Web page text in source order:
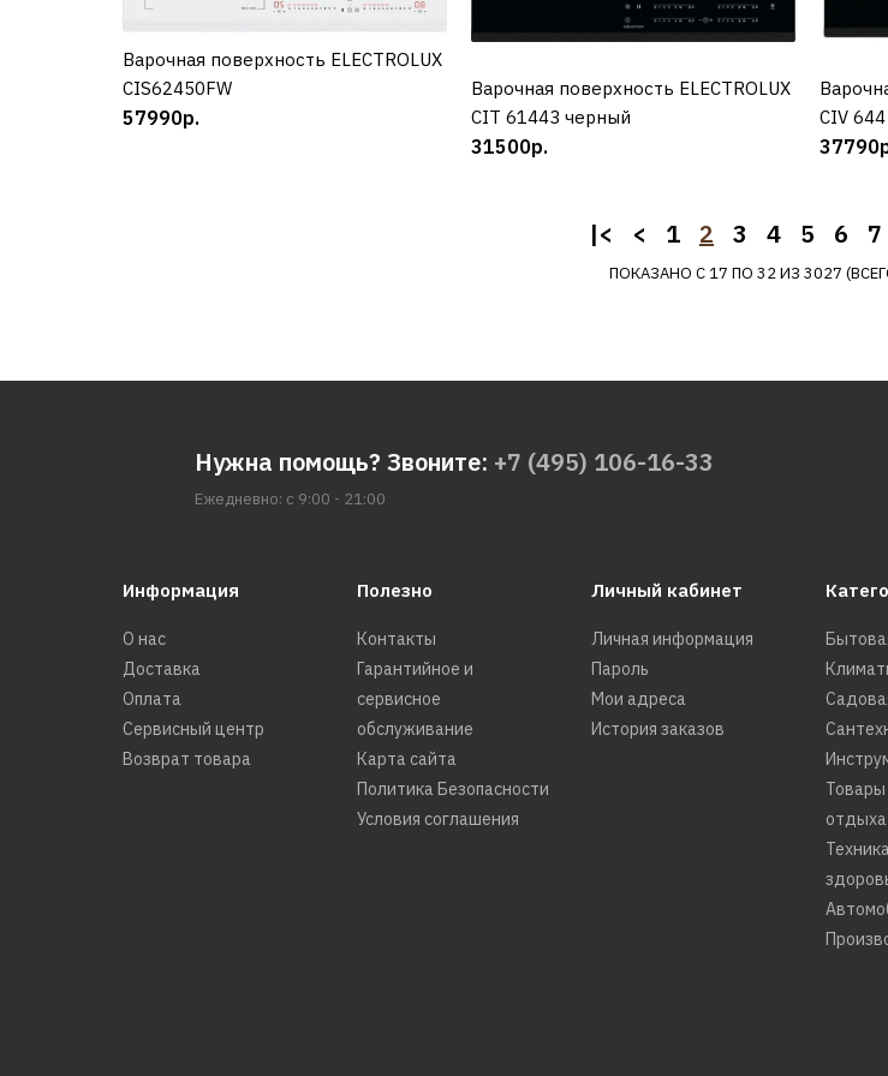
27210р.
16090р.
КУПИТЬ
Варочная поверхность ELECTROLUX
CIS62450FW
57990р.
КУПИТЬ
Варочная поверхность ELECTROLUX
CIT 61443 черный
31500р.
CIV
|< < 1 2 3 4 5 6 7
ПОКАЗАНО С 17 ПО 32 ИЗ 3027
Нужна помощь? Звоните: +7 (495) 106-16-33
Ежедневно: с 9:00 - 21:00
Информация
О нас
Доставка
Оплата
Сервисный центр
Возврат товара
Полезно
Контакты
Гарантийное и
сервисное
обслуживание
Карта сайта
Политика Безопасности
Условия соглашения
Личный кабинет
Личная информация
Пароль
Мои адреса
История заказов
Товары
отдыха